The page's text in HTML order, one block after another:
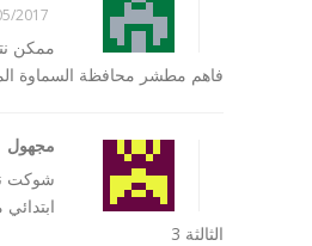
15:28
ممكن
فاهم مطشر محافظة السماوة
مجهول
شوكت
الثالثة 3